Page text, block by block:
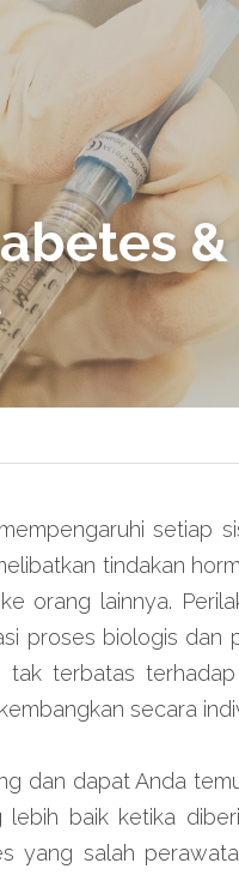
setiap
tindakan
orang lainnya.
proses biologis dan
terbatas
secara
dan dapat Anda
lebih baik ketika
yang salah